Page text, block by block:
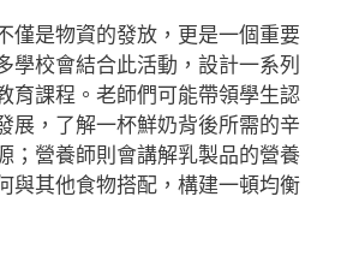
僅是物資的發放，更是一個重要
學校會結合此活動，設計一系列
育課程。老師們可能帶領學生認
展，了解一杯鮮奶背後所需的辛
；營養師則會講解乳製品的營養
與其他食物搭配，構建一頓均衡